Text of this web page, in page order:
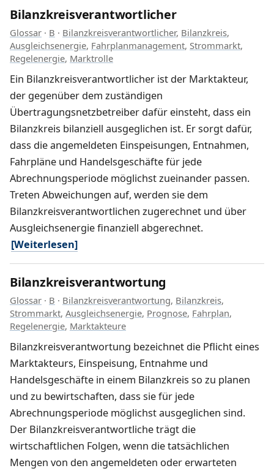
Bilanzkreisverantwortlicher
Glossar · B · Bilanzkreisverantwortlicher, Bilanzkreis,
Ausgleichsenergie, Fahrplanmanagement, Strommarkt,
Regelenergie, Marktrolle
Ein Bilanzkreisverantwortlicher ist der Marktakteur,
der gegenüber dem zuständigen
Übertragungsnetzbetreiber dafür einsteht, dass ein
Bilanzkreis bilanziell ausgeglichen ist. Er sorgt dafür,
dass die angemeldeten Einspeisungen, Entnahmen,
Fahrpläne und Handelsgeschäfte für jede
Abrechnungsperiode möglichst zueinander passen.
Treten Abweichungen auf, werden sie dem
Bilanzkreisverantwortlichen zugerechnet und über
Ausgleichsenergie finanziell abgerechnet.
[Weiterlesen]
Bilanzkreisverantwortung
Glossar · B · Bilanzkreisverantwortung, Bilanzkreis,
Strommarkt, Ausgleichsenergie, Prognose, Fahrplan,
Regelenergie, Marktakteure
Bilanzkreisverantwortung bezeichnet die Pflicht eines
Marktakteurs, Einspeisung, Entnahme und
Handelsgeschäfte in einem Bilanzkreis so zu planen
und zu bewirtschaften, dass sie für jede
Abrechnungsperiode möglichst ausgeglichen sind.
Der Bilanzkreisverantwortliche trägt die
wirtschaftlichen Folgen, wenn die tatsächlichen
Mengen von den angemeldeten oder erwarteten